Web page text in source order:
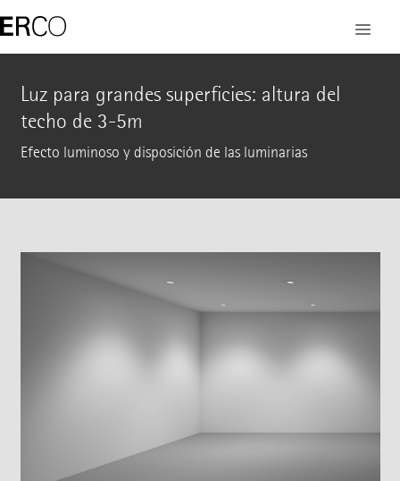
Luz para grandes superficies: altura del
techo de 3-5m
Efecto luminoso y disposición de las luminarias